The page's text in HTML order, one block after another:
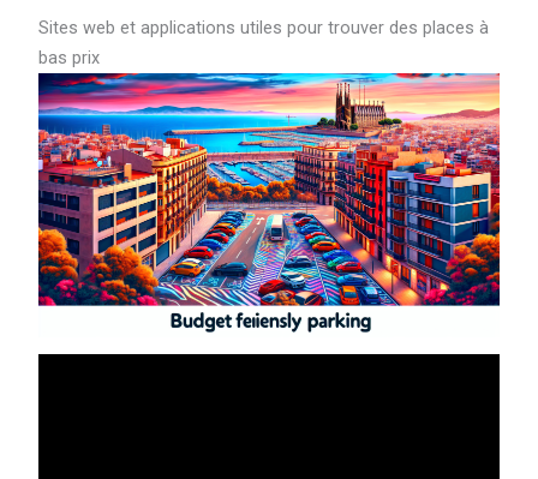
Sites web et applications utiles pour trouver des places à
bas prix